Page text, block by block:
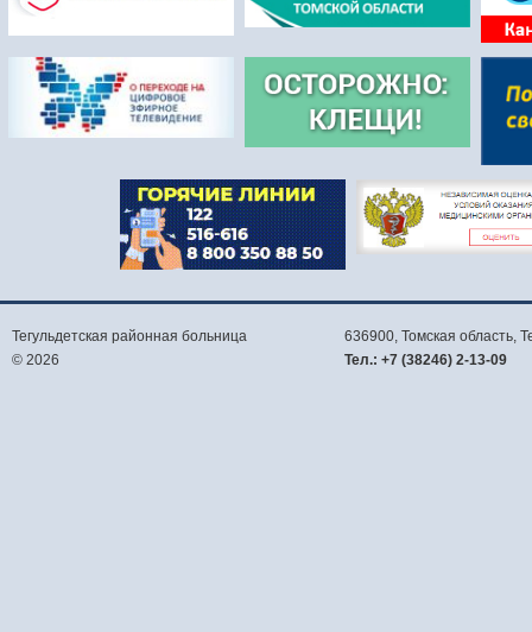
Тегульдетская районная больница
© 2026
636900, Томская область,
Тел.: +7 (38246) 2-13-09